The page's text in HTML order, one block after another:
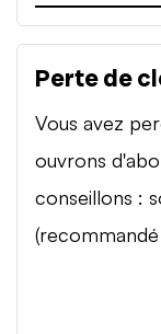
Perte de
Vous avez
ouvrons
conseillons :